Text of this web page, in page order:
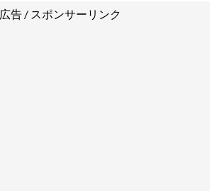
広告 / スポンサーリンク